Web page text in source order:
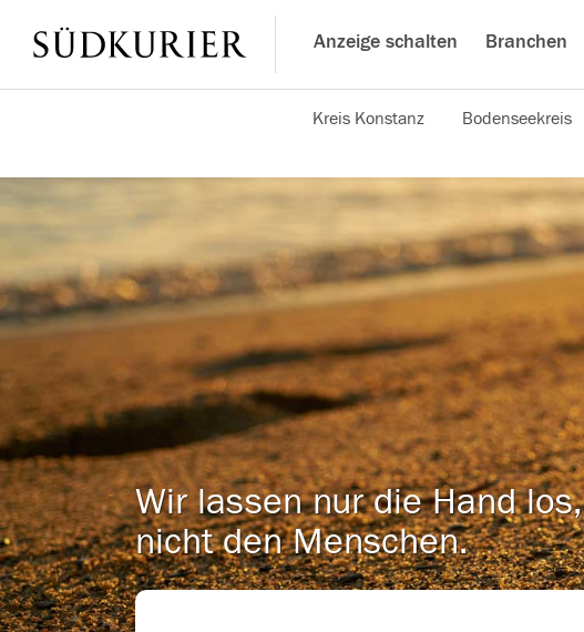
Anzeige schalten Branchen
Kreis Konstanz Bodenseekreis
Wir lassen nur die Hand los,
nicht den Menschen.